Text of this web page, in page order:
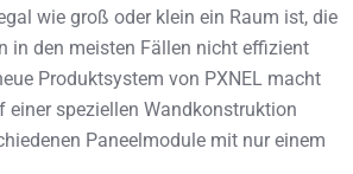
wie groß oder klein ein Raum ist, die
in den meisten Fällen nicht effizient
Produktsystem von PXNEL macht
einer speziellen Wandkonstruktion
Paneelmodule mit nur einem